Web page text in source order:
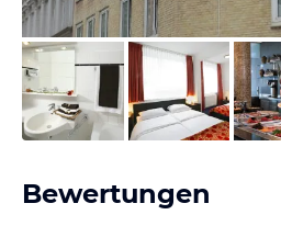
von Thomas & Jutta, Juli 2013
Bewertungen